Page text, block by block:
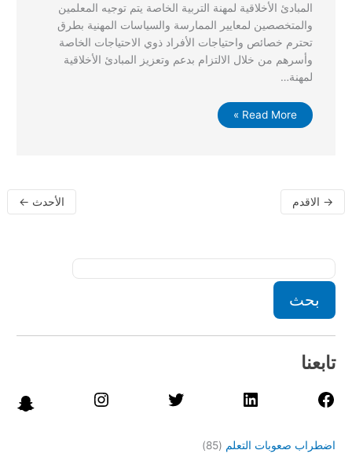
المبادئ الأخلاقية لمهنة التربية الخاصة يتم توجيه المعلمين
والمتخصصين لمعايير الممارسة والسياسات المهنية بطرق
تحترم خصائص واحتياجات الأفراد ذوي الاحتياجات الخاصة
وأسرهم من خلال الالتزام بدعم وتعزيز المبادئ الأخلاقية
لمهنة…
Read More »
→ الاقدم الأحدث ←
بحث
تابعنا
اضطراب صعوبات التعلم (85)